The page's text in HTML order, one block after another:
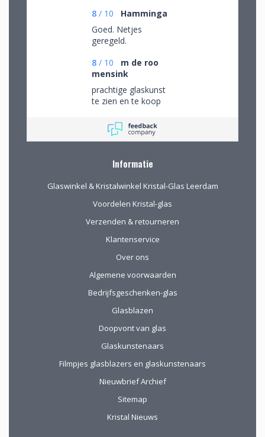
8 / 10
Hamminga
Goed. Netjes
geregeld.
8 / 10
m de roo
mensink
prachtige glaskunst
te zien en te koop
Informatie
Glaswinkel & Kristalwinkel Kristal-Glas Leerdam
Voordelen Kristal-glas
Verzenden & retourneren
Klantenservice
Over ons
Algemene voorwaarden
Bedrijfsgeschenken-glas
Glasblazen
Doopvont van glas
Glaskunstenaars
Filmpjes glasblazers en glaskunstenaars
Nieuwbrief Archief
Sitemap
Kristal Nieuws